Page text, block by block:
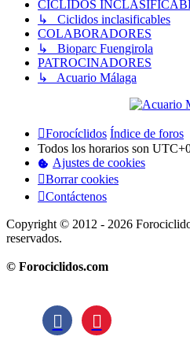
CÍCLIDOS
↳ Ciclidos inclasificables
COLABORADORES
↳ Bioparc Fuengirola
PATROCINADORES
↳ Acuario Málaga
Forocíclidos Índice de foros
Todos los horarios son
Ajustes de cookies
Borrar cookies
Contáctenos
Copyright © 2012 - 2026
reservados.
© Forociclidos.com